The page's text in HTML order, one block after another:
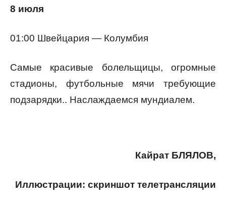
8 июля
01:00 Швейцария — Колумбия
Самые красивые болельщицы, огромные
стадионы, футбольные мячи требующие
подзарядки.. Наслаждаемся мундиалем.
Кайрат БЛЯЛОВ,
Иллюстрации: скриншот телетрансляции